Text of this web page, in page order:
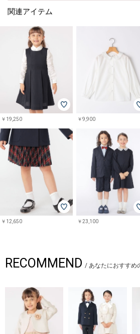
関連アイテム
￥19,250 ￥9,900
￥12,650 ￥23,100
RECOMMEND / あなたにおすすめ